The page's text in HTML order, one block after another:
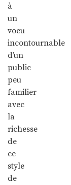
à
un
voeu
incontournable
d’un
public
peu
familier
avec
la
richesse
de
ce
style
de